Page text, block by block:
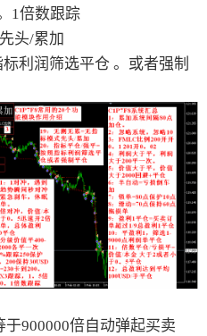
1倍数跟踪
头/累加
利润筛选平仓 。或者强制
900000倍自动弹起买卖